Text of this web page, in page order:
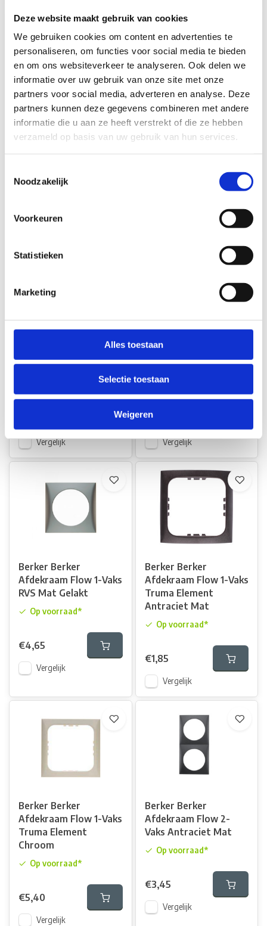
Deze website maakt gebruik van cookies
We gebruiken cookies om content en advertenties te
personaliseren, om functies voor social media te bieden
en om ons websiteverkeer te analyseren. Ook delen we
informatie over uw gebruik van onze site met onze
partners voor social media, adverteren en analyse. Deze
partners kunnen deze gegevens combineren met andere
informatie die u aan ze heeft verstrekt of die ze hebben
verzameld op basis van uw gebruik van hun services.
Noodzakelijk
Voorkeuren
Statistieken
Marketing
Alles toestaan
Selectie toestaan
Weigeren
Berker Berker
Afdekraam Flow 1-Vaks
Chroom Gelakt
Vergelijk
Berker Berker
Afdekraam Flow 1-Vaks
Chroom Hoogglans
Chroom Mat
Vergelijk
Berker Berker
Grijs Hoogglans
Op voorraad*
€1,70
Vergelijk
Berker Berker
Afdekraam Flow 1-Vaks
RVS Mat Gelakt
Op voorraad*
€4,65
Vergelijk
Berker Berker
Afdekraam Flow 1-Vaks
Truma Element
Antraciet Mat
Op voorraad*
€1,85
Vergelijk
Berker Berker
Afdekraam Flow 1-Vaks
Truma Element
Chroom
Op voorraad*
€5,40
Vergelijk
Berker Berker
Afdekraam Flow 2-
Vaks Antraciet Mat
Op voorraad*
€3,45
Vergelijk